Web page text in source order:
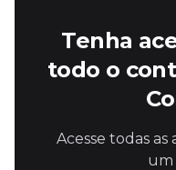
Tenha
todo o
Acesse todas as
um